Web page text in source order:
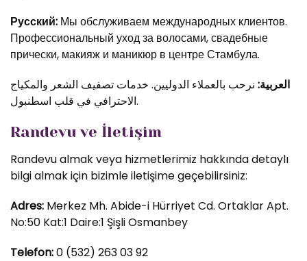
Русский: Мы обслуживаем международных клиентов.
Профессиональный уход за волосами, свадебные
прически, макияж и маникюр в центре Стамбула.
العربية: نرحب بالعملاء الدوليين. خدمات تصفيف الشعر والمكياج
الاحترافي في قلب اسطنبول.
Randevu ve İletişim
Randevu almak veya hizmetlerimiz hakkında detaylı
bilgi almak için bizimle iletişime geçebilirsiniz:
Adres: Merkez Mh. Abide-i Hürriyet Cd. Ortaklar Apt.
No:50 Kat:1 Daire:1 Şişli Osmanbey
Telefon:0 (532) 263 03 92